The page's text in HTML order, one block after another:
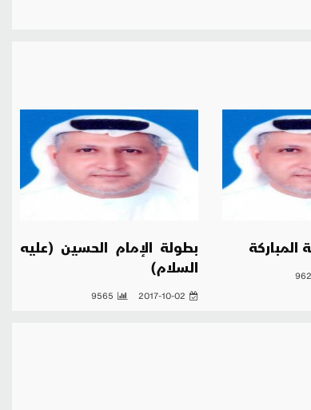
بطولة الإمام الحسين (عليه
السلام)
2017-10-02
9565
المباركة